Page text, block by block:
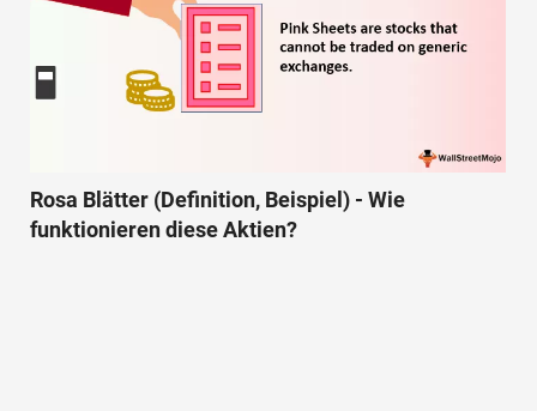
Rosa Blätter (Definition, Beispiel) - Wie
funktionieren diese Aktien?